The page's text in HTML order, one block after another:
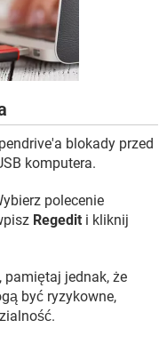
blokady przed
komputera.
polecenie
Regedit i kliknij
pamiętaj jednak, że
być ryzykowne,